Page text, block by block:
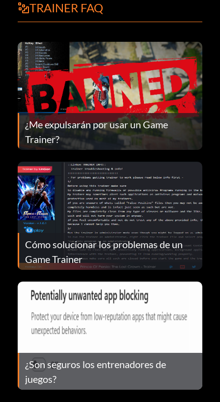
TRAINER FAQ
¿Me expulsarán por usar un Game
Trainer?
Cómo solucionar los problemas de un
Game Trainer
¿Son seguros los entrenadores de
juegos?